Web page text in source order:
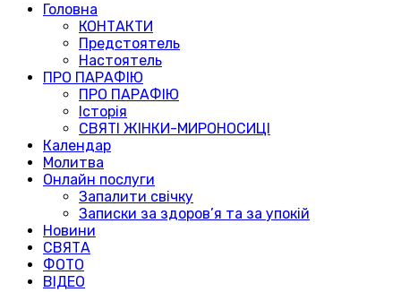
Головна
КОНТАКТИ
Предстоятель
Настоятель
ПРО ПАРАФІЮ
ПРО ПАРАФІЮ
Історія
СВЯТІ ЖІНКИ-МИРОНОСИЦІ
Календар
Молитва
Онлайн послуги
Запалити свічку
Записки за здоров’я та за упокій
Новини
СВЯТА
ФОТО
ВІДЕО